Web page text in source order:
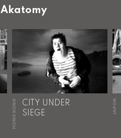
Akatomy
HONG KONG
CITY UNDER
SIEGE
JAPON